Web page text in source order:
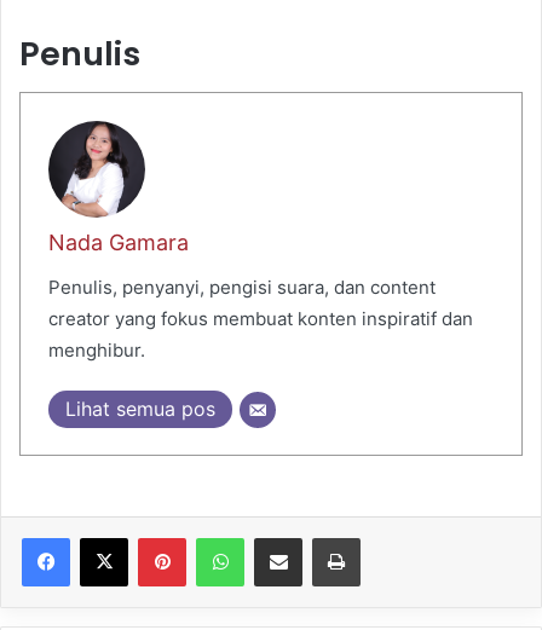
Penulis
Nada Gamara
Penulis, penyanyi, pengisi suara, dan content
creator yang fokus membuat konten inspiratif dan
menghibur.
Lihat semua pos
PinterestWhatsAppShare via Email Print